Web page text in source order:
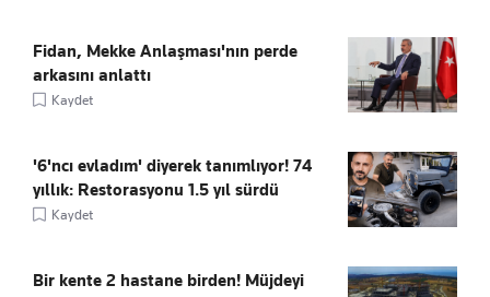
Fidan, Mekke Anlaşması'nın perde
arkasını anlattı
Kaydet
'6'ncı evladım' diyerek tanımlıyor! 74
yıllık: Restorasyonu 1.5 yıl sürdü
Kaydet
Bir kente 2 hastane birden! Müjdeyi